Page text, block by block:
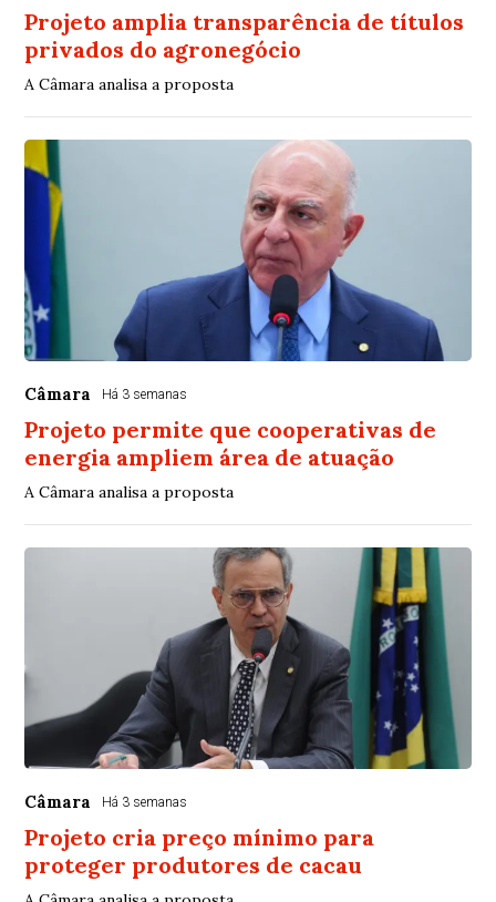
Projeto amplia transparência de títulos
privados do agronegócio
A Câmara analisa a proposta
Câmara Há 3 semanas
Projeto permite que cooperativas de
energia ampliem área de atuação
A Câmara analisa a proposta
Câmara Há 3 semanas
Projeto cria preço mínimo para
proteger produtores de cacau